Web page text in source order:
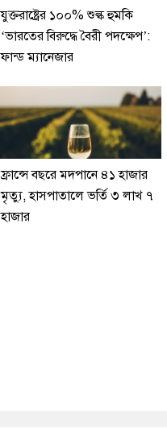
যুক্তরাষ্ট্রের ১০০% শুল্ক হুমকি
‘ভারতের বিরুদ্ধে বৈরী পদক্ষেপ’:
ফান্ড ম্যানেজার
ফ্রান্সে বছরে মদপানে ৪১ হাজার
মৃত্যু, হাসপাতালে ভর্তি ৩ লাখ ৭
হাজার